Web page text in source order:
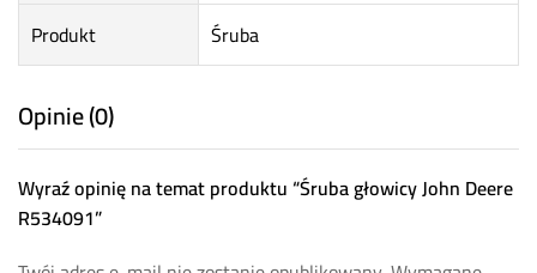
Produkt
Śruba
Opinie (0)
Wyraź opinię na temat produktu “Śruba głowicy John Deere
R534091”